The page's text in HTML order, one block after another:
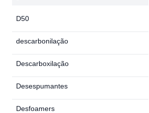
D50
descarbonilação
Descarboxilação
Desespumantes
Desfoamers